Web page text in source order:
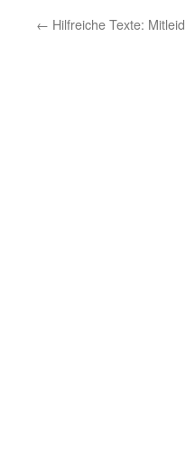
← Hilfreiche Texte: Mitleid